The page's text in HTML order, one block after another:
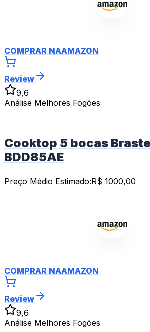
COMPRAR NAAMAZON
Review
9,6
Análise Melhores Fogões
Cooktop 5 bocas
BDD85AE
Preço Médio Estimado:R$ 1000,00
COMPRAR NAAMAZON
Review
9,6
Análise Melhores Fogões